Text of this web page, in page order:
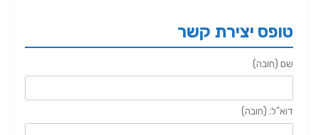
טופס יצירת קשר
שם (חובה)
דוא"ל: (חובה)